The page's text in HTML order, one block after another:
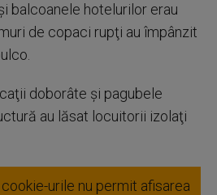
balcoanele hotelurilor erau
de copaci rupţi au împânzit
doborâte şi pagubele
au lăsat locuitorii izolaţi
urile nu permit afisarea